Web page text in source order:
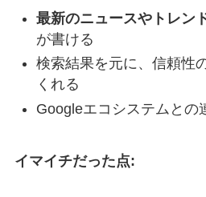
最新のニュースやトレン
が書ける
検索結果を元に、信頼性
くれる
Googleエコシステムとの
イマイチだった点: